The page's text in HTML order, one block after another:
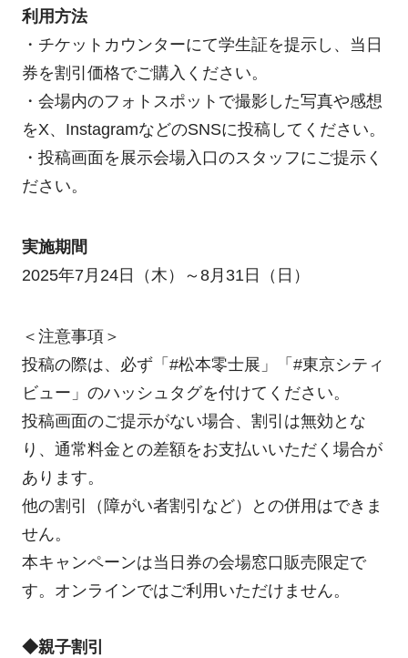
利用方法
・チケットカウンターにて学生証を提示し、当日
券を割引価格でご購入ください。
・会場内のフォトスポットで撮影した写真や感想
をX、InstagramなどのSNSに投稿してください。
・投稿画面を展示会場入口のスタッフにご提示く
ださい。
実施期間
2025年7月24日（木）～8月31日（日）
＜注意事項＞
投稿の際は、必ず「#松本零士展」「#東京シティ
ビュー」のハッシュタグを付けてください。
投稿画面のご提示がない場合、割引は無効とな
り、通常料金との差額をお支払いいただく場合が
あります。
他の割引（障がい者割引など）との併用はできま
せん。
本キャンペーンは当日券の会場窓口販売限定で
す。オンラインではご利用いただけません。
◆親子割引